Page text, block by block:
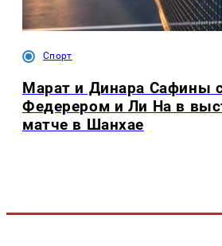
Спорт
Марат и Динара Сафины
Федерером и Ли На в
матче в Шанхае